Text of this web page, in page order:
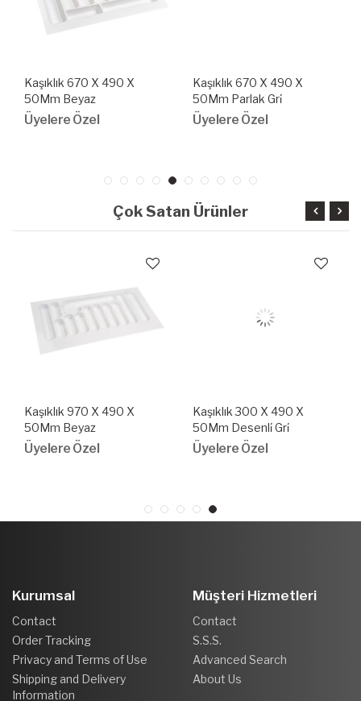
Kaşıklık 670 X 490 X
50Mm Beyaz
Üyelere Özel
Kaşıklık 670 X 490 X
50Mm Parlak Gri̇
Üyelere Özel
Çok Satan Ürünler
Kaşıklık 970 X 490 X
50Mm Beyaz
Üyelere Özel
Kaşıklık 300 X 490 X
50Mm Desenli̇ Gri̇
Üyelere Özel
Kurumsal
Contact
Order Tracking
Privacy and Terms of Use
Shipping and Delivery
Information
Müşteri Hizmetleri
Contact
S.S.S.
Advanced Search
About Us